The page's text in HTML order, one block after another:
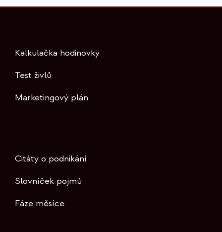
Kalkulačka hodinovky
Test živlů
Marketingový plán
Citáty o podnikání
Slovníček pojmů
Fáze měsíce